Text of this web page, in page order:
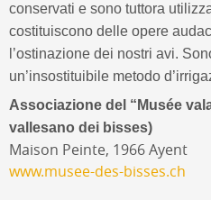
conservati e sono tuttora
costituiscono delle opere
l’ostinazione dei nostri avi.
un’insostituibile metodo
Associazione del “Musée
vallesano dei bisses)
Maison Peinte, 1966 Ayent
www.musee-des-bisses.ch